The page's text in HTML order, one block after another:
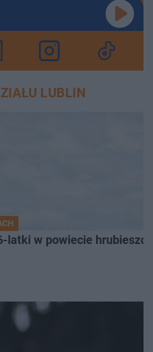
LUBLIN
latki w powiecie